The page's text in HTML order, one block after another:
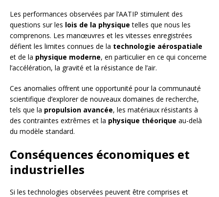
Les performances observées par l’AATIP stimulent des
questions sur les lois de la physique telles que nous les
comprenons. Les manœuvres et les vitesses enregistrées
défient les limites connues de la technologie aérospatiale
et de la physique moderne, en particulier en ce qui concerne
l’accélération, la gravité et la résistance de l’air.
Ces anomalies offrent une opportunité pour la communauté
scientifique d’explorer de nouveaux domaines de recherche,
tels que la propulsion avancée, les matériaux résistants à
des contraintes extrêmes et la physique théorique au-delà
du modèle standard.
Conséquences économiques et
industrielles
Si les technologies observées peuvent être comprises et